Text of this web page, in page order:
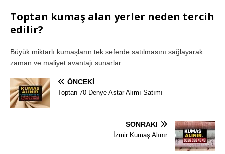
Toptan kumaş alan yerler neden tercih
edilir?
Büyük miktarlı kumaşların tek seferde satılmasını sağlayarak
zaman ve maliyet avantajı sunarlar.
ÖNCEKI
Toptan 70 Denye Astar Alımı Satımı
SONRAKI
İzmir Kumaş Alınır